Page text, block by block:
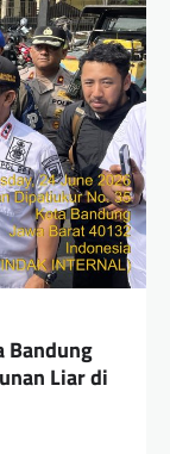
Bandung
Liar di